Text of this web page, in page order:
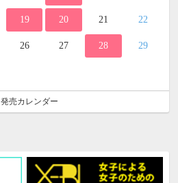
19 20 21 22
26 27 28 29
発売カレンダー